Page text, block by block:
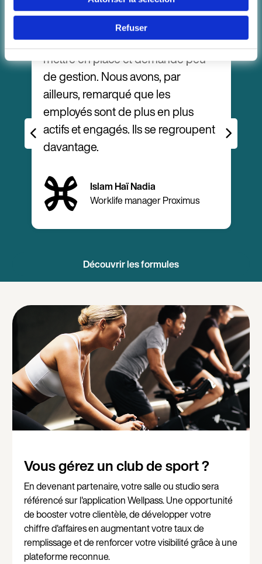
Refuser
La solution a été très simple à
mettre en place et demande peu
de gestion. Nous avons, par
ailleurs, remarqué que les
employés sont de plus en plus
actifs et engagés. Ils se regroupent
davantage.
Islam Haï Nadia
Worklife manager Proximus
Découvrir les formules
Vous gérez un club de sport ?
En devenant partenaire, votre salle ou studio sera
référencé sur l'application Wellpass. Une opportunité
de booster votre clientèle, de développer votre
chiffre d'affaires en augmentant votre taux de
remplissage et de renforcer votre visibilité grâce à une
plateforme reconnue.